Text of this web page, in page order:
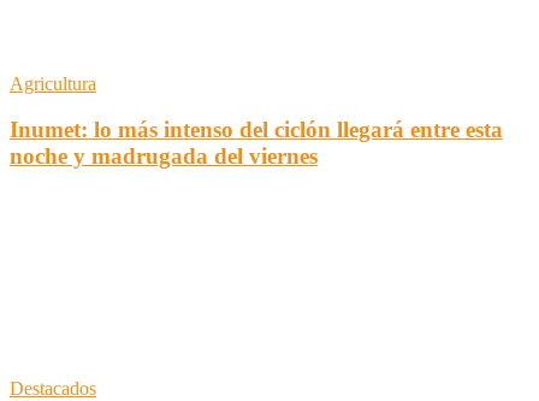
Agricultura
Inumet: lo más intenso del ciclón llegará entre esta
noche y madrugada del viernes
Destacados